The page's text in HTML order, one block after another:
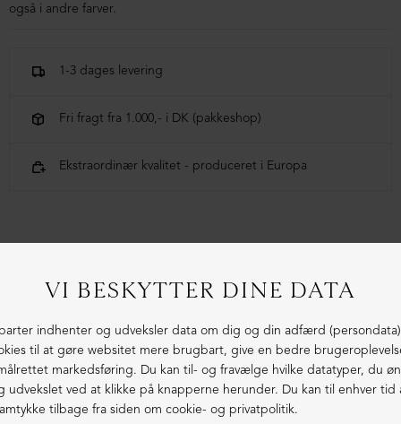
også i andre farver.
1-3 dages levering
Fri fragt fra 1.000,- i DK (pakkeshop)
Ekstraordinær kvalitet - produceret i Europa